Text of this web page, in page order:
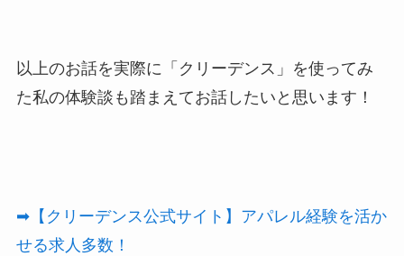
以上のお話を実際に「クリーデンス」を使ってみ
た私の体験談も踏まえてお話したいと思います！
➡【クリーデンス公式サイト】アパレル経験を活か
せる求人多数！